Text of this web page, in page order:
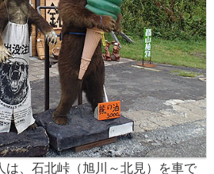
は、石北峠（旭川～北見）を車で